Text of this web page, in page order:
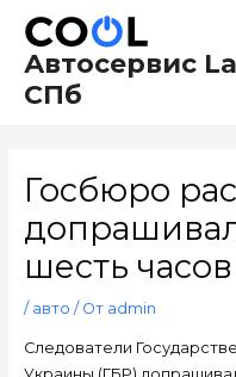
содержимому
Автосервис
СПб
Госбюро
шесть часов
/ авто / От admin
Следователи
по
записям